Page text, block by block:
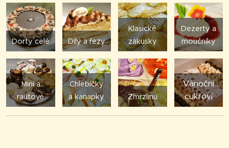
Dorty celé Díly a řezy
Klasické
zákusky
Dezerty a
moučníky
Mini a
rautové
Chlebíčky
a kanapky
Zmrzlinu
Vánoční
cukroví